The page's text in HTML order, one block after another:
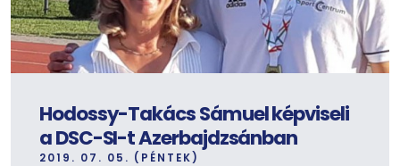
Hodossy-Takács Sámuel képviseli
a DSC-SI-t Azerbajdzsánban
2019. 07. 05. (PÉNTEK)